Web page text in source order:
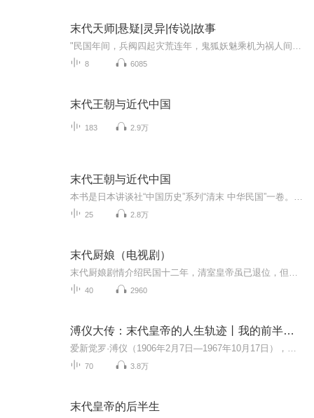
末代天师|悬疑|灵异|传说|故事
8 6085
末代王朝与近代中国
183 2.9万
末代王朝与近代中国
25 2.8万
末代厨娘（电视剧）
40 2960
溥仪大传：末代皇帝的人生轨迹丨我的前半生丨末代皇帝
70 3.8万
末代皇帝的后半生